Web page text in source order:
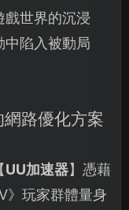
戲世界的沉浸
中陷入被動局
路優化方案
UU加速器】憑藉
》玩家群體量身